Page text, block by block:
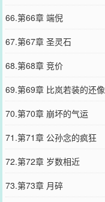
66.第66章 端倪
67.第67章 圣灵石
68.第68章 竞价
69.第69章 比岚若装的还像
70.第70章 崩坏的气运
71.第71章 公孙念的疯狂
72.第72章 岁数相近
73.第73章 月碎